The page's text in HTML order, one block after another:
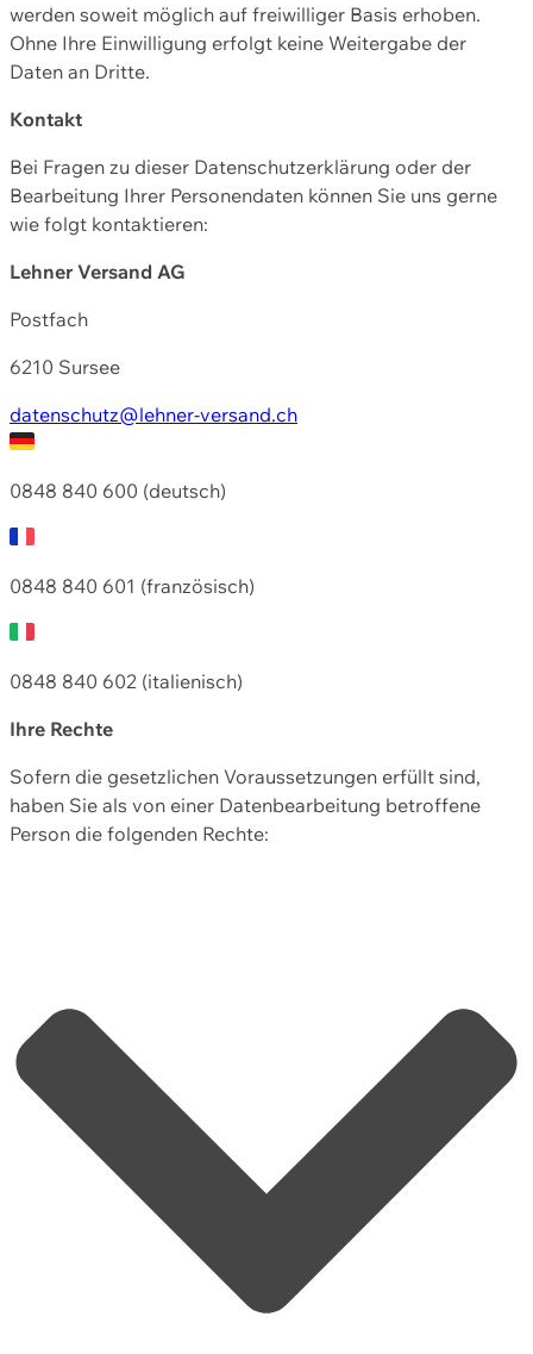
werden soweit möglich auf freiwilliger Basis erhoben.
Ohne Ihre Einwilligung erfolgt keine Weitergabe der
Daten an Dritte.
Kontakt
Bei Fragen zu dieser Datenschutzerklärung oder der
Bearbeitung Ihrer Personendaten können Sie uns gerne
wie folgt kontaktieren:
Lehner Versand AG
Postfach
6210 Sursee
datenschutz@lehner-versand.ch
0848 840 600 (deutsch)
0848 840 601 (französisch)
0848 840 602 (italienisch)
Ihre Rechte
Sofern die gesetzlichen Voraussetzungen erfüllt sind,
haben Sie als von einer Datenbearbeitung betroffene
Person die folgenden Rechte: